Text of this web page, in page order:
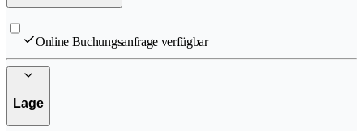
Online Buchungsanfrage verfügbar
Lage